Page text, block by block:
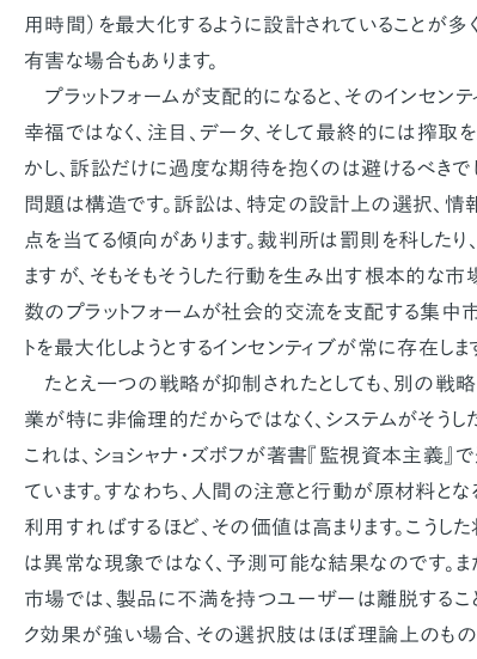
用時間）を最大化するように設計されていることが多
有害な場合もあります。
プラットフォームが支配的になると、そのインセン
幸福ではなく、注目、データ、そして最終的には搾取
かし、訴訟だけに過度な期待を抱くのは避けるべきで
問題は構造です。訴訟は、特定の設計上の選択、情
点を当てる傾向があります。裁判所は罰則を科したり
ますが、そもそもそうした行動を生み出す根本的な市
数のプラットフォームが社会的交流を支配する集中
トを最大化しようとするインセンティブが常に存在します
たとえ一つの戦略が抑制されたとしても、別の戦
業が特に非倫理的だからではなく、システムがそうし
これは、ショシャナ・ズボフが著書『監視資本主義』
ています。すなわち、人間の注意と行動が原材料とな
利用すればするほど、その価値は高まります。こうした
は異常な現象ではなく、予測可能な結果なのです。ま
市場では、製品に不満を持つユーザーは離脱すること
ク効果が強い場合、その選択肢はほぼ理論上のもの